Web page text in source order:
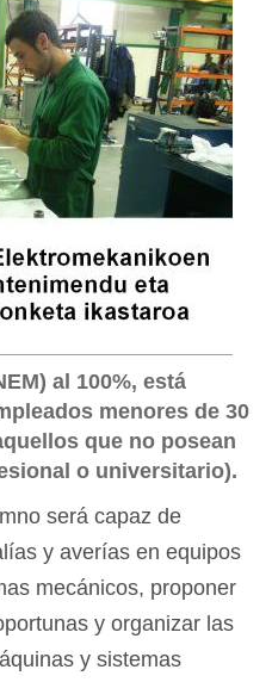
al 100%, está
menores de 30
que no posean
o universitario).
será capaz de
y averías en equipos
mecánicos, proponer
y organizar las
y sistemas